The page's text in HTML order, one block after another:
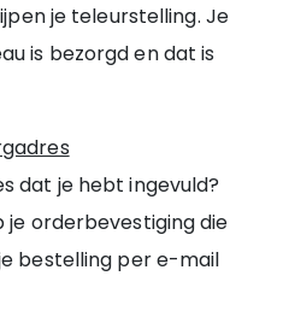
je teleurstelling. Je
is bezorgd en dat is
dat je hebt ingevuld?
je orderbevestiging die
bestelling per e-mail